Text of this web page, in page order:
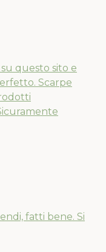
questo sito e
Scarpe
fatti bene. Si